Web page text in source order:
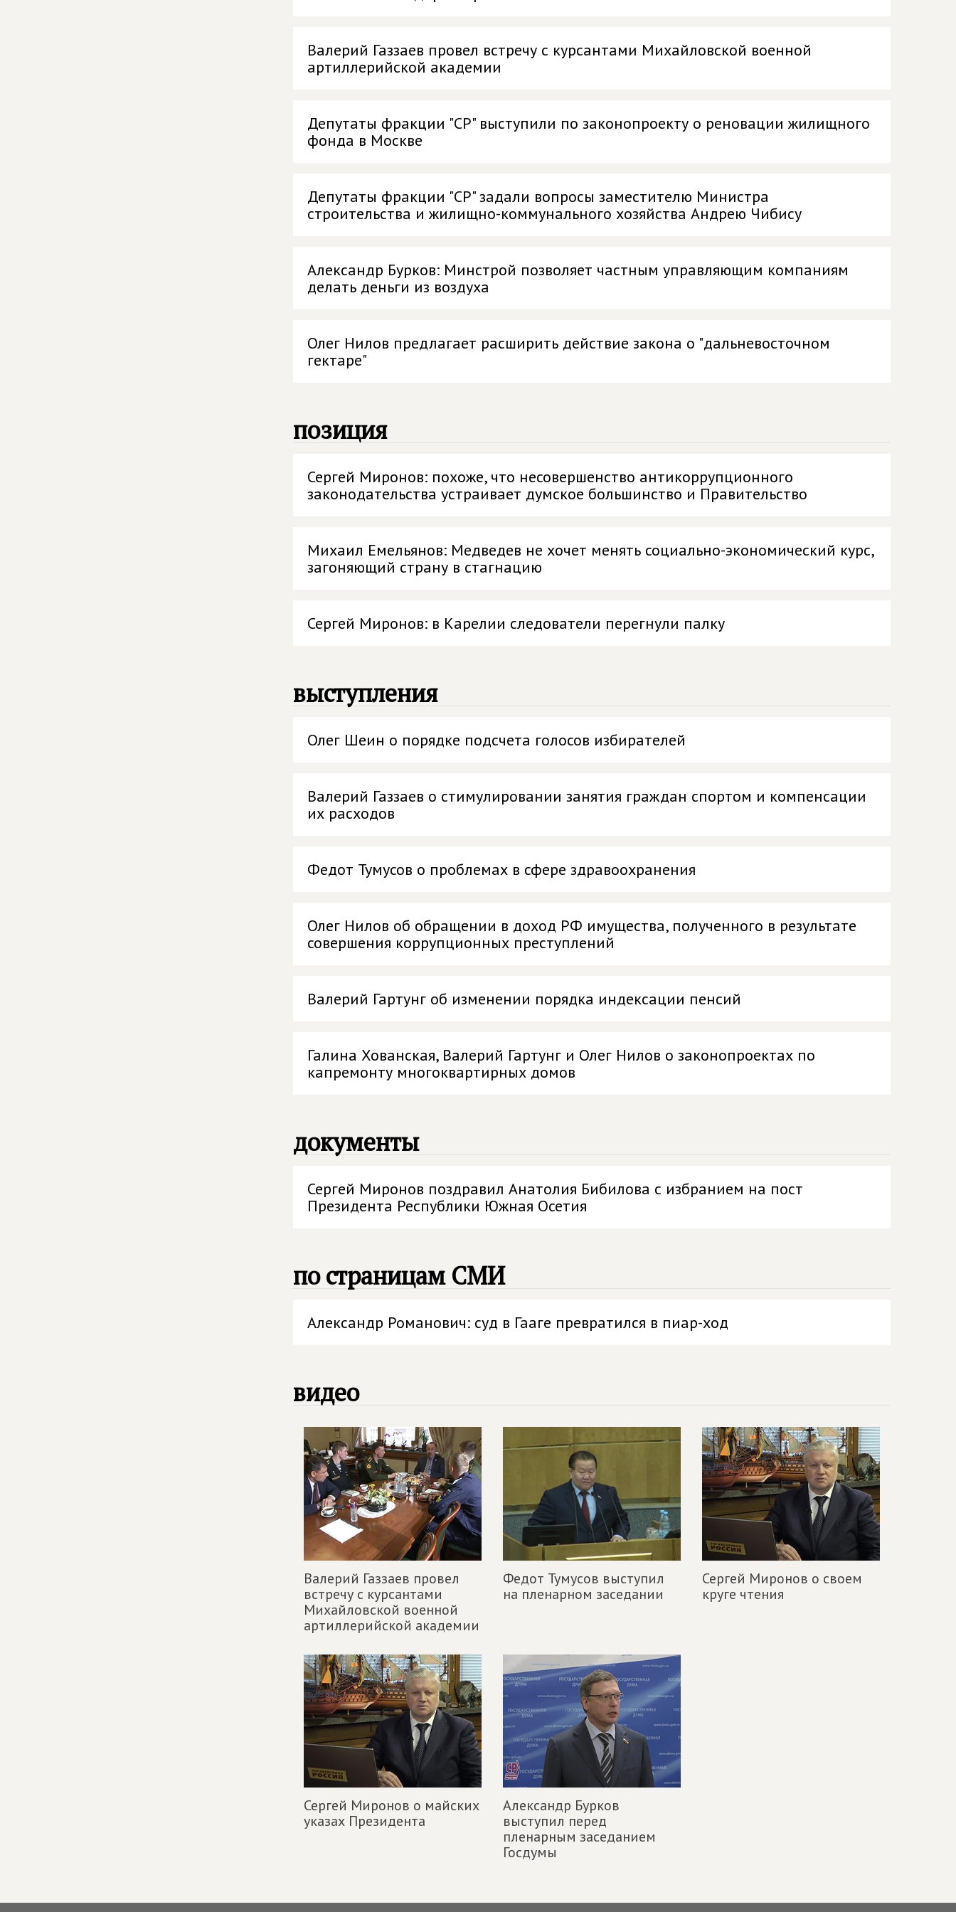
Валерий Газзаев провел встречу с курсантами Михайловской военной
артиллерийской академии
Депутаты фракции "СР" выступили по законопроекту о реновации жилищного
фонда в Москве
Депутаты фракции "СР" задали вопросы заместителю Министра
строительства и жилищно-коммунального хозяйства Андрею Чибису
Александр Бурков: Минстрой позволяет частным управляющим компаниям
делать деньги из воздуха
Олег Нилов предлагает расширить действие закона о "дальневосточном
гектаре"
позиция
Сергей Миронов: похоже, что несовершенство антикоррупционного
законодательства устраивает думское большинство и Правительство
Михаил Емельянов: Медведев не хочет менять социально-экономический курс,
загоняющий страну в стагнацию
Сергей Миронов: в Карелии следователи перегнули палку
выступления
Олег Шеин о порядке подсчета голосов избирателей
Валерий Газзаев о стимулировании занятия граждан спортом и компенсации
их расходов
Федот Тумусов о проблемах в сфере здравоохранения
Олег Нилов об обращении в доход РФ имущества, полученного в результате
совершения коррупционных преступлений
Валерий Гартунг об изменении порядка индексации пенсий
Галина Хованская, Валерий Гартунг и Олег Нилов о законопроектах по
капремонту многоквартирных домов
документы
Сергей Миронов поздравил Анатолия Бибилова с избранием на пост
Президента Республики Южная Осетия
по страницам СМИ
Александр Романович: суд в Гааге превратился в пиар-ход
видео
Валерий Газзаев провел
встречу с курсантами
Михайловской военной
артиллерийской академии
Федот Тумусов выступил
на пленарном заседании
Сергей Миронов о своем
круге чтения
Сергей Миронов о майских
указах Президента
Александр Бурков
выступил перед
пленарным заседанием
Госдумы